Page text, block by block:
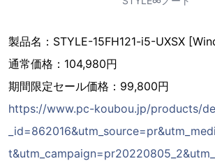
製品名：STYLE-15FH121-i5-UXSX
通常価格：104,980円
期間限定セール価格：99,800円
https://www.pc-koubou.jp/products/